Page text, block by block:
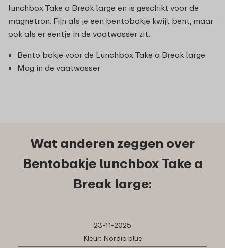
lunchbox Take a Break large en is geschikt voor de
magnetron. Fijn als je een bentobakje kwijt bent, maar
ook als er eentje in de vaatwasser zit.
Bento bakje voor de Lunchbox Take a Break large
Mag in de vaatwasser
Wat anderen zeggen over
Bentobakje lunchbox Take a
Break large:
23-11-2025
Kleur: Nordic blue